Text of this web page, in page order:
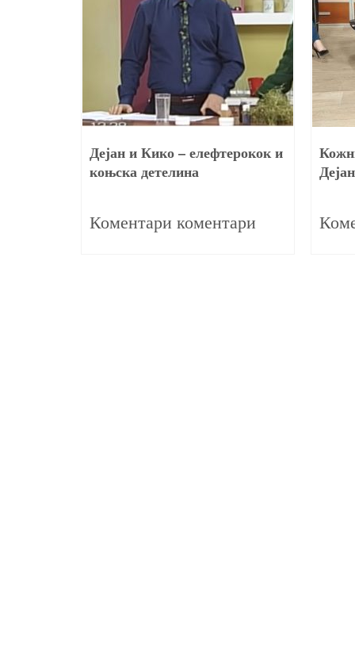
Дејан и Кико – елефтерокок и
коњска детелина
Коментари коментари